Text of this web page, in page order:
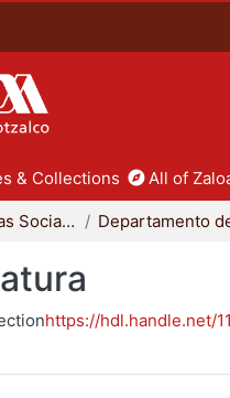
& Collections All of
División de Ciencias Sociales y Humanidades
https://hdl.handle.net/